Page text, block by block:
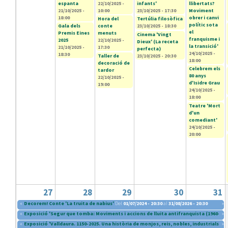
espanta
21/10/2025 -
18:00
Gala dels
Premis Eines
2025
21/10/2025 -
18:30
22/10/2025 -
10:00
Hora del
conte
menuts
22/10/2025 -
17:30
Taller de
decoració de
tardor
22/10/2025 -
19:00
infants'
23/10/2025 - 17:30
Tertúlia filosòfica
23/10/2025 - 18:30
Cinema 'Vingt
Dieux' (La receta
perfecta)
23/10/2025 - 20:30
llibertats?
Moviment
obrer i canvi
polític sota
el
franquisme i
la transició'
24/10/2025 -
18:00
Celebrem els
80 anys
d'Isidre Grau
24/10/2025 -
18:00
Teatre 'Mort
d'un
comediant'
24/10/2025 -
20:00
27 28 29 30 31
« Decorem! Conte 'La truita de nabius' Del 01/07/2024 - 20:30al 31/08/2026 - 20:30
»
« Exposició 'Segur que tomba: Moviments i accions de lluita antifranquista (1960- »
« Exposició 'Valldaura. 1150-2025. Una història de monjos, reis, nobles, industrials i»